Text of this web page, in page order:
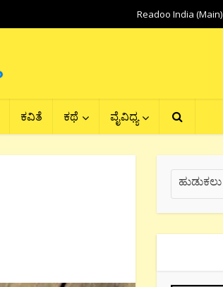
Readoo India (Main)
ಕವಿತೆ ಕಥೆ ವೈವಿಧ್ಯ